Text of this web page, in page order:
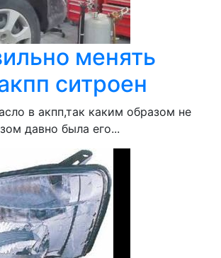
менять
ситроен
в акпп,так каким образом не
давно была его...